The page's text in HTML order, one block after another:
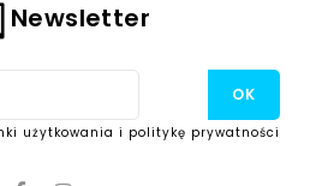
Newsletter
użytkowania i politykę prywatności